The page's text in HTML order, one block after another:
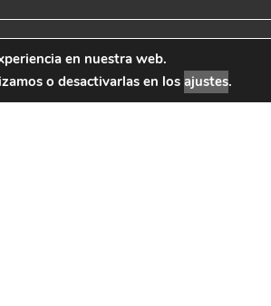
en nuestra web.
o desactivarlas en los ajustes.